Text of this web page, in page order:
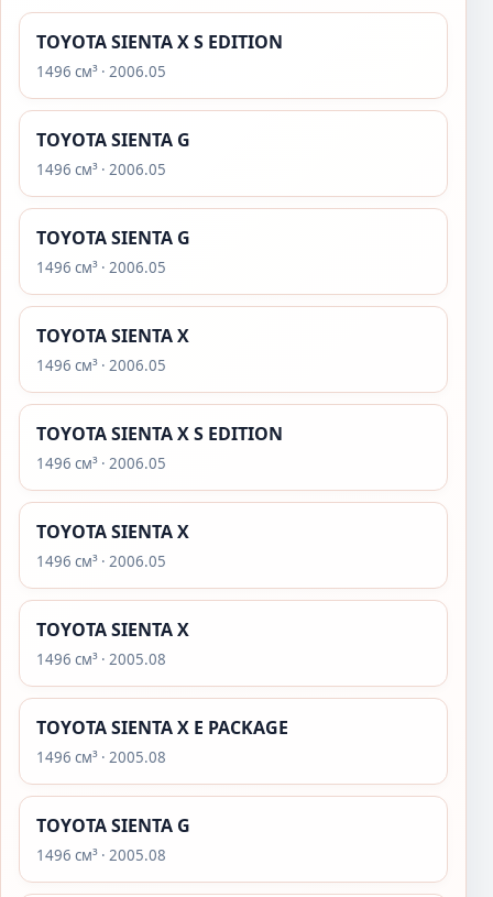
TOYOTA SIENTA X S EDITION
1496 см³ · 2006.05
TOYOTA SIENTA G
1496 см³ · 2006.05
TOYOTA SIENTA G
1496 см³ · 2006.05
TOYOTA SIENTA X
1496 см³ · 2006.05
TOYOTA SIENTA X S EDITION
1496 см³ · 2006.05
TOYOTA SIENTA X
1496 см³ · 2006.05
TOYOTA SIENTA X
1496 см³ · 2005.08
TOYOTA SIENTA X E PACKAGE
1496 см³ · 2005.08
TOYOTA SIENTA G
1496 см³ · 2005.08